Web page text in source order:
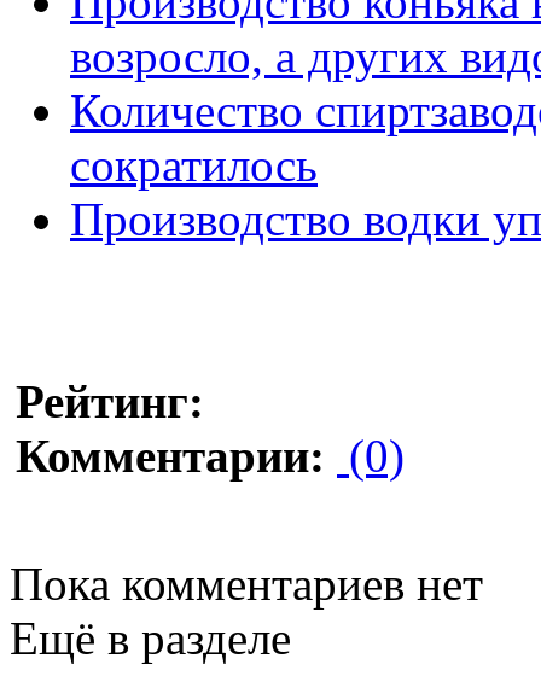
возросло, а других
Количество
сократилось
Производство водки
Рейтинг:
Комментарии: (0)
Пока комментариев нет
Ещё в разделе